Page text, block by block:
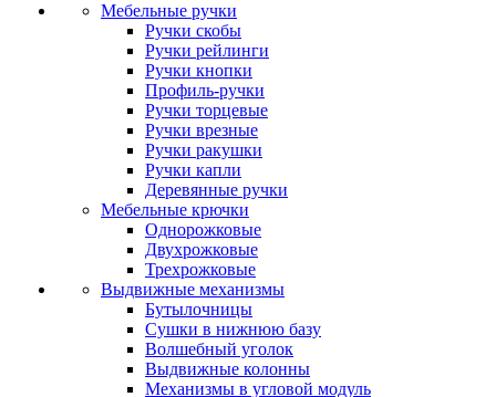
Мебельные ручки
Ручки скобы
Ручки рейлинги
Ручки кнопки
Профиль-ручки
Ручки торцевые
Ручки врезные
Ручки ракушки
Ручки капли
Деревянные ручки
Мебельные крючки
Однорожковые
Двухрожковые
Трехрожковые
Выдвижные механизмы
Бутылочницы
Сушки в нижнюю базу
Волшебный уголок
Выдвижные колонны
Механизмы в угловой модуль